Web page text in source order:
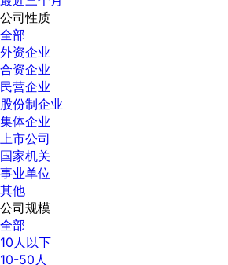
公司性质
全部
外资企业
合资企业
民营企业
股份制企业
集体企业
上市公司
国家机关
事业单位
其他
公司规模
全部
10人以下
10-50人